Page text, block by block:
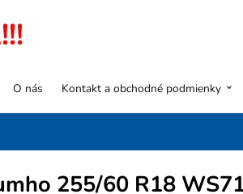
O nás Kontakt a obchodné podmienky
255/60 R18